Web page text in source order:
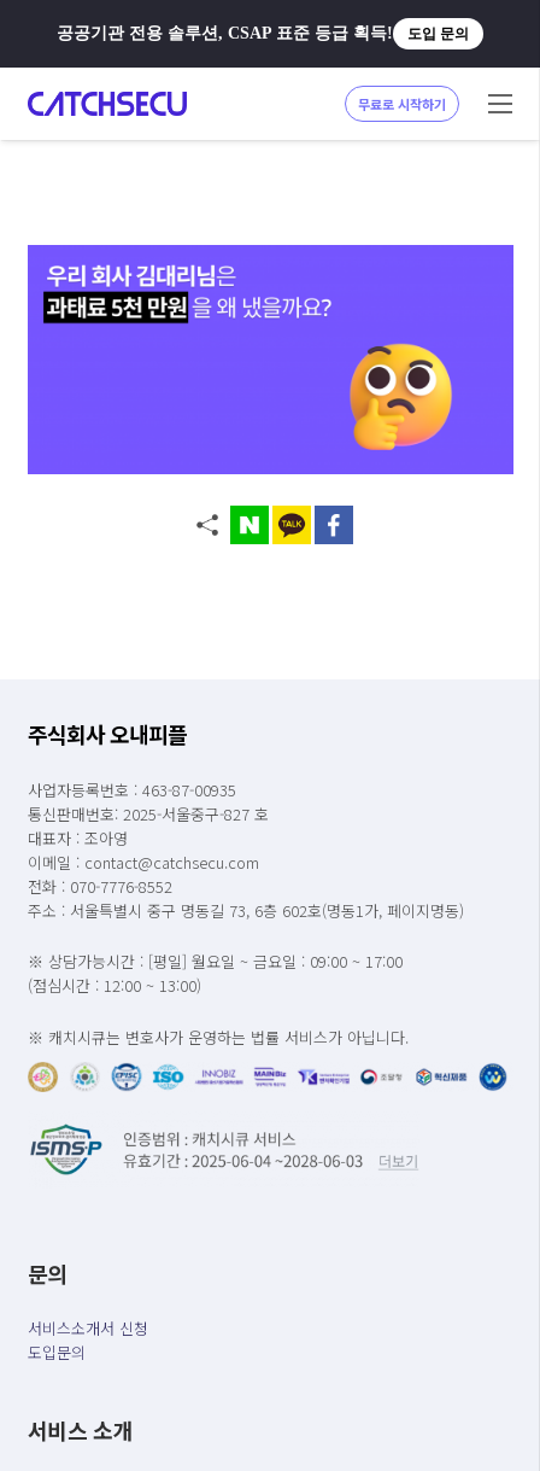
공공기관 전용 솔루션, CSAP 표준 등급 획득! 도입 문의
무료로 시작하기
주식회사 오내피플
사업자등록번호 : 463-87-00935
통신판매번호: 2025-서울중구-827 호
대표자 : 조아영
이메일 : contact@catchsecu.com
전화 : 070-7776-8552
주소 : 서울특별시 중구 명동길 73, 6층 602호(명동1가, 페이지명동)
※ 상담가능시간 : [평일] 월요일 ~ 금요일 : 09:00 ~ 17:00
(점심시간 : 12:00 ~ 13:00)
※ 캐치시큐는 변호사가 운영하는 법률 서비스가 아닙니다.
문의
서비스소개서 신청
도입문의
서비스 소개